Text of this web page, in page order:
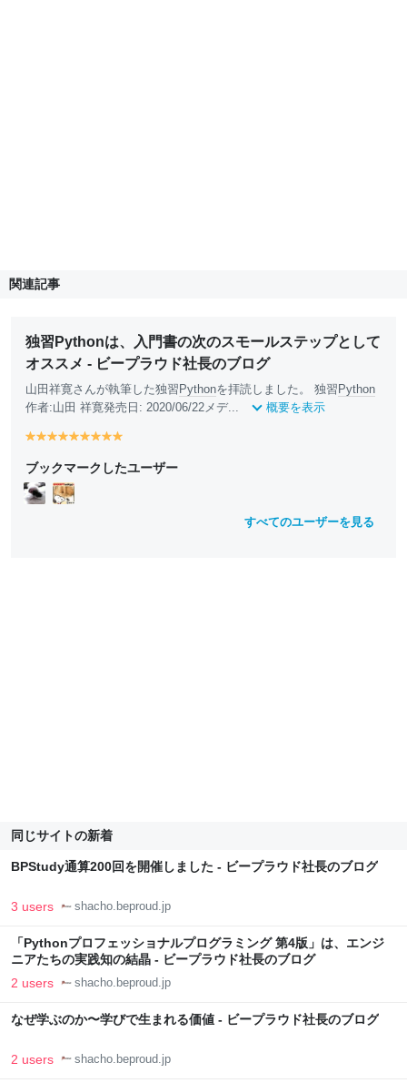
関連記事
独習Pythonは、入門書の次のスモールステップとして
オススメ - ビープラウド社長のブログ
山田祥寛さんが執筆した独習 Pythonを拝読しました。 独習 Python
作者:山田 祥寛発売日: 2020/06/22メデ...
概要を表示
y
ll
o
w
y
ll
o
w
y
ll
o
w
y
ll
o
w
y
ll
o
w
y
ll
y
ll
y
ll ll
ブックマークしたユーザー
すべてのユーザーを見る
同じサイトの新着
BPStudy通算200回を開催しました - ビープラウド社長のブログ
3 users shacho.beproud.jp
「Pythonプロフェッショナルプログラミング 第4版」は、エンジ
ニアたちの実践知の結晶 - ビープラウド社長のブログ
2 users shacho.beproud.jp
なぜ学ぶのか〜学びで生まれる価値 - ビープラウド社長のブログ
2 users shacho.beproud.jp